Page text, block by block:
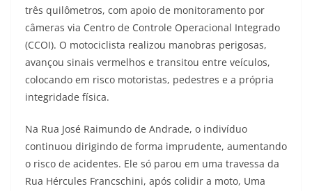
três quilômetros, com apoio de monitoramento por
câmeras via Centro de Controle Operacional Integrado
(CCOI). O motociclista realizou manobras perigosas,
avançou sinais vermelhos e transitou entre veículos,
colocando em risco motoristas, pedestres e a própria
integridade física.
Na Rua José Raimundo de Andrade, o indivíduo
continuou dirigindo de forma imprudente, aumentando
o risco de acidentes. Ele só parou em uma travessa da
Rua Hércules Francschini, após colidir a moto, Uma